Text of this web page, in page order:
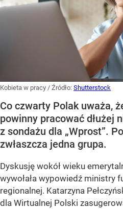
Kobieta w pracy / Źródło: Shutterstock
Co czwarty Polak uważa,
powinny pracować dłużej
z sondażu dla „Wprost”.
zwłaszcza jedna grupa.
Dyskusję wokół wieku
wywołała wypowiedź ministry
regionalnej. Katarzyna
dla Wirtualnej Polski